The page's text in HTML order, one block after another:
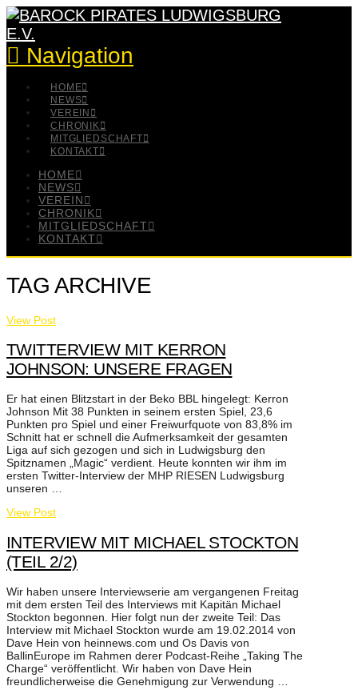
Navigation
HOME
NEWS
VEREIN
CHRONIK
MITGLIEDSCHAFT
KONTAKT
HOME
NEWS
VEREIN
CHRONIK
MITGLIEDSCHAFT
KONTAKT
TAG ARCHIVE
View Post
TWITTERVIEW MIT KERRON
JOHNSON: UNSERE FRAGEN
Er hat einen Blitzstart in der Beko BBL hingelegt: Kerron
Johnson Mit 38 Punkten in seinem ersten Spiel, 23,6
Punkten pro Spiel und einer Freiwurfquote von 83,8% im
Schnitt hat er schnell die Aufmerksamkeit der gesamten
Liga auf sich gezogen und sich in Ludwigsburg den
Spitznamen „Magic“ verdient. Heute konnten wir ihm im
ersten Twitter-Interview der MHP RIESEN Ludwigsburg
unseren …
View Post
INTERVIEW MIT MICHAEL STOCKTON
(TEIL 2/2)
Wir haben unsere Interviewserie am vergangenen Freitag
mit dem ersten Teil des Interviews mit Kapitän Michael
Stockton begonnen. Hier folgt nun der zweite Teil: Das
Interview mit Michael Stockton wurde am 19.02.2014 von
Dave Hein von heinnews.com und Os Davis von
BallinEurope im Rahmen derer Podcast-Reihe „Taking The
Charge“ veröffentlicht. Wir haben von Dave Hein
freundlicherweise die Genehmigung zur Verwendung …